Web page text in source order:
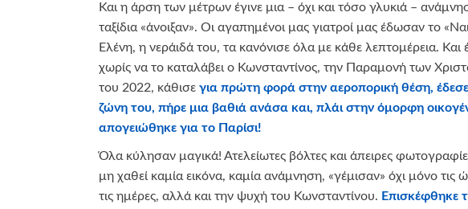
Και η άρση των μέτρων έγινε μια – όχι και τόσο γλυκιά –
ταξίδια «άνοιξαν». Οι αγαπημένοι μας γιατροί μας έδωσαν το
Ελένη, η νεράιδά του, τα κανόνισε όλα με κάθε λεπτομέρεια. Και
χωρίς να το καταλάβει ο Κωνσταντίνος, την Παραμονή των
του 2022, κάθισε για πρώτη φορά στην αεροπορική θέση,
ζώνη του, πήρε μια βαθιά ανάσα και, πλάι στην όμορφη
απογειώθηκε για το Παρίσι!
Όλα κύλησαν μαγικά! Ατελείωτες βόλτες και άπειρες
μη χαθεί καμία εικόνα, καμία ανάμνηση, «γέμισαν» όχι μόνο τις
τις ημέρες, αλλά και την ψυχή του Κωνσταντίνου. Επισκέφθηκε